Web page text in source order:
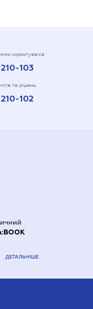
користувачів
103
та рішень
102
ДЕТАЛЬНІШЕ